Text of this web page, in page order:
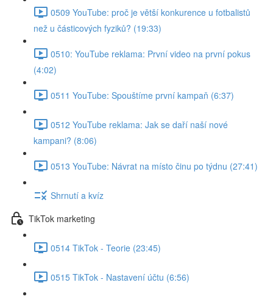
0509 YouTube: proč je větší konkurence u fotbalistů
než u částicových fyziků? (19:33)
0510: YouTube reklama: První video na první pokus
(4:02)
0511 YouTube: Spouštíme první kampaň (6:37)
0512 YouTube reklama: Jak se daří naší nové
kampani? (8:06)
0513 YouTube: Návrat na místo činu po týdnu (27:41)
Shrnutí a kvíz
TikTok marketing
0514 TikTok - Teorie (23:45)
0515 TikTok - Nastavení účtu (6:56)